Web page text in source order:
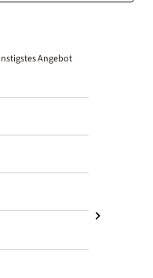
Angebot